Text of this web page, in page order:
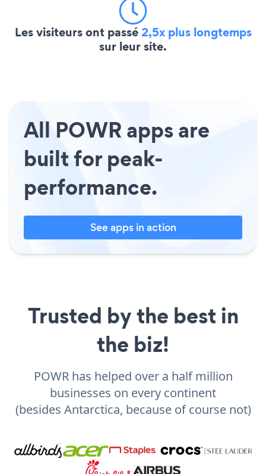
Les visiteurs ont passé2,5x plus longtemps
sur leur site.
All POWR apps are
built for peak-
performance.
See apps in action
Trusted by the best in
the biz!
POWR has helped over a half million
businesses on every continent
(besides Antarctica, because of course not)